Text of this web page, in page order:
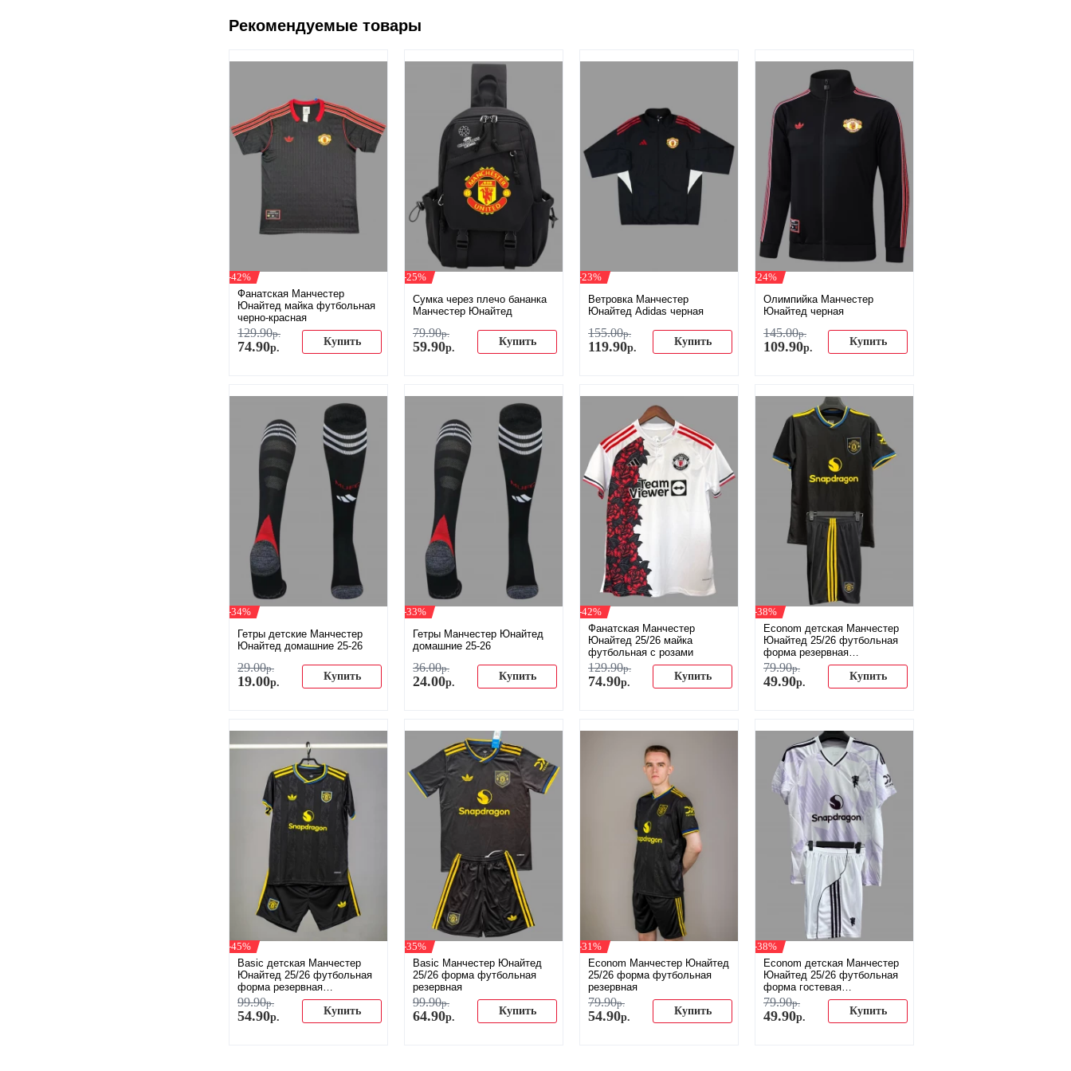
Рекомендуемые товары
-42%
Фанатская Манчестер
Юнайтед майка футбольная
черно-красная
129.90р.
74.90р. Купить
-25%
Сумка через плечо бананка
Манчестер Юнайтед
79.90р.
59.90р. Купить
-23%
Ветровка Манчестер
Юнайтед Adidas черная
155.00р.
119.90р. Купить
-24%
Олимпийка Манчестер
Юнайтед черная
145.00р.
109.90р. Купить
-34%
Гетры детские Манчестер
Юнайтед домашние 25-26
29.00р.
19.00р. Купить
-33%
Гетры Манчестер Юнайтед
домашние 25-26
36.00р.
24.00р. Купить
-42%
Фанатская Манчестер
Юнайтед 25/26 майка
футбольная с розами
129.90р.
74.90р. Купить
-38%
Econom детская Манчестер
Юнайтед 25/26 футбольная
форма резервная
(распродажа)
79.90р.
49.90р. Купить
-45%
Basic детская Манчестер
Юнайтед 25/26 футбольная
форма резервная
(распродажа)
99.90р.
54.90р. Купить
-35%
Basic Манчестер Юнайтед
25/26 форма футбольная
резервная
99.90р.
64.90р. Купить
-31%
Econom Манчестер Юнайтед
25/26 форма футбольная
резервная
79.90р.
54.90р. Купить
-38%
Econom детская Манчестер
Юнайтед 25/26 футбольная
форма гостевая
(распродажа)
79.90р.
49.90р. Купить